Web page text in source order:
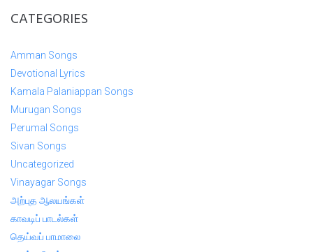
CATEGORIES
Amman Songs
Devotional Lyrics
Kamala Palaniappan Songs
Murugan Songs
Perumal Songs
Sivan Songs
Uncategorized
Vinayagar Songs
அற்புத ஆலயங்கள்
காவடிப் பாடல்கள்
தெய்வப் பாமாலை